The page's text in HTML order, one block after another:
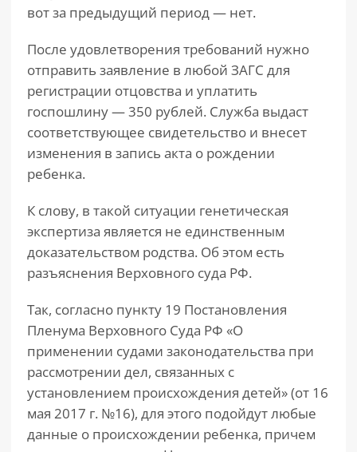
вот за предыдущий период — нет.
После удовлетворения требований нужно
отправить заявление в любой ЗАГС для
регистрации отцовства и уплатить
госпошлину — 350 рублей. Служба выдаст
соответствующее свидетельство и внесет
изменения в запись акта о рождении
ребенка.
К слову, в такой ситуации генетическая
экспертиза является не единственным
доказательством родства. Об этом есть
разъяснения Верховного суда РФ.
Так, согласно пункту 19 Постановления
Пленума Верховного Суда РФ «О
применении судами законодательства при
рассмотрении дел, связанных с
установлением происхождения детей» (от 16
мая 2017 г. №16), для этого подойдут любые
данные о происхождении ребенка, причем